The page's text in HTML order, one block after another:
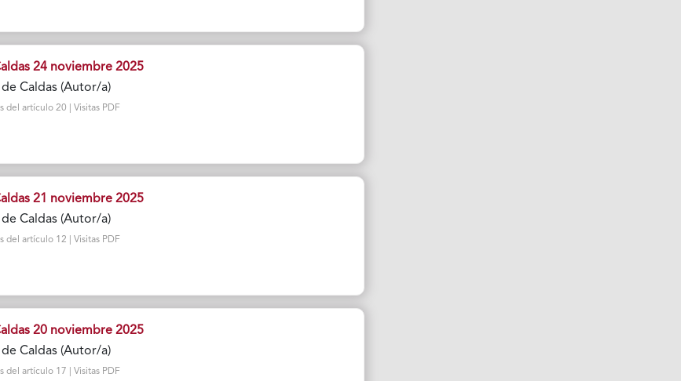
24 noviembre 2025
Caldas (Autor/a)
del artículo 20 | Visitas PDF
21 noviembre 2025
Caldas (Autor/a)
del artículo 12 | Visitas PDF
20 noviembre 2025
Caldas (Autor/a)
del artículo 17 | Visitas PDF